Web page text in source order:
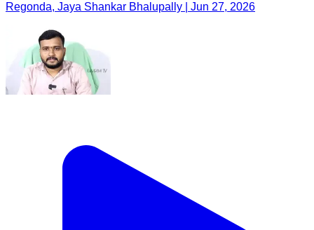
Regonda, Jaya Shankar Bhalupally | Jun 27, 2026